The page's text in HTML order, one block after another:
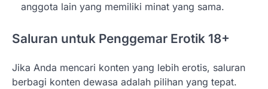
anggota lain yang memiliki minat yang sama.
Saluran untuk Penggemar Erotik 18+
Jika Anda mencari konten yang lebih erotis, saluran
berbagi konten dewasa adalah pilihan yang tepat.